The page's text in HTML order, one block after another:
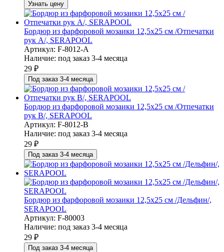
Узнать цену
Бордюр из фарфоровой мозаики 12,5х25 см /Отпечатки
рук А/, SERAPOOL
Артикул: F-8012-A
Наличие: под заказ 3-4 месяца
29 ₽
Под заказ 3-4 месяца
Бордюр из фарфоровой мозаики 12,5х25 см /Отпечатки
рук В/, SERAPOOL
Артикул: F-8012-B
Наличие: под заказ 3-4 месяца
29 ₽
Под заказ 3-4 месяца
Бордюр из фарфоровой мозаики 12,5х25 см /Дельфин/,
SERAPOOL
Артикул: F-80003
Наличие: под заказ 3-4 месяца
29 ₽
Под заказ 3-4 месяца